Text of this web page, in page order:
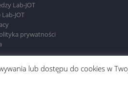
Lab-JOT
JOT
prywatności
lub dostępu do cookies w